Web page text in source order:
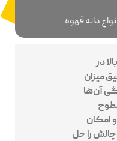
دانه قهوه
در
میزان
آن‌ها
امکان
چالش را حل